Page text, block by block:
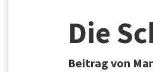
Die
Beitrag von